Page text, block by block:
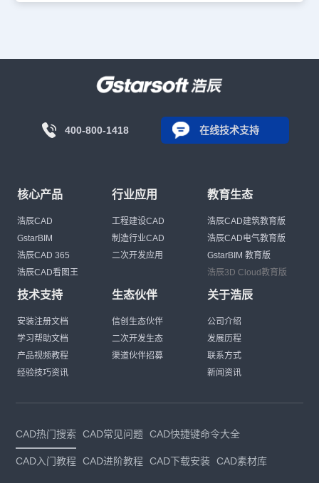
400-800-1418 在线技术支持
核心产品
浩辰CAD
GstarBIM
浩辰CAD 365
浩辰CAD看图王
行业应用
工程建设CAD
制造行业CAD
二次开发应用
教育生态
浩辰CAD建筑教育版
浩辰CAD电气教育版
GstarBIM 教育版
浩辰3D Cloud教育版
技术支持
安装注册文档
学习帮助文档
产品视频教程
经验技巧资讯
生态伙伴
信创生态伙伴
二次开发生态
渠道伙伴招募
关于浩辰
公司介绍
发展历程
联系方式
新闻资讯
CAD热门搜索 CAD常见问题 CAD快捷键命令大全
CAD入门教程 CAD进阶教程 CAD下载安装 CAD素材库